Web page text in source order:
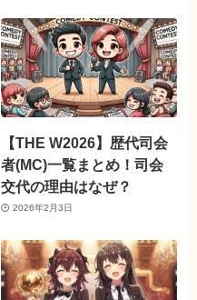
【THE W2026】歴代司会
者(MC)一覧まとめ！司会
交代の理由はなぜ？
2026年2月3日